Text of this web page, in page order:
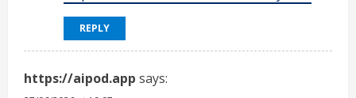
REPLY
https://aipod.app says: